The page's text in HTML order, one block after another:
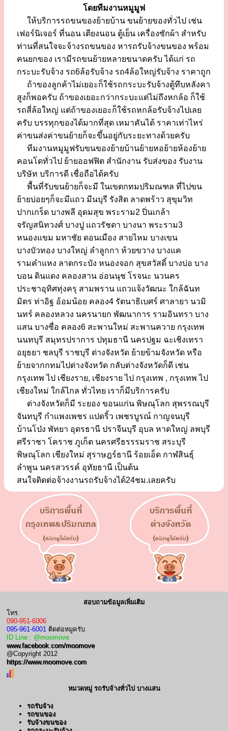
โดยทีมงานหมูมูฟ
ให้บริการรถขนของย้ายบ้าน ขนย้ายของทั่วไป เช่น
เฟอร์นิเจอร์ ที่นอน เตียงนอน ตู้เย็น เครื่องซักผ้า สำหรับ
ท่านที่สนใจจะจ้างรถขนของ หารถรับจ้างขนของ พร้อม
คนยกของ เรามีรถขนย้ายหลายขนาดครับ ได้แก่ รถ
กระบะรับจ้าง รถ6ล้อรับจ้าง รถ4ล้อใหญ่รับจ้าง ราคาถูก
ถ้าของลูกค้าไม่เยอะก็ใช้รถกระบะรับจ้างตู้ทึบหลังคา
สูงก็พอครับ ถ้าของเยอะกว่ากระบะแต่ไม่ถึงหกล้อ ก็ใช้
รถสี่ล้อใหญ่ แต่ถ้าของเยอะก็ใช้รถหกล้อรับจ้างไปเลย
ครับ บรรทุกของได้มากที่สุด เหมาคันได้ ราคาเท่าไหร่
ค่าขนส่งค่าขนย้ายก็จะขึ้นอยู่กับระยะทางด้วยครับ
ทีมงานหมูมูฟรับขนของย้ายบ้านย้ายหอย้ายห้องย้าย
คอนโดทั่วไป ย้ายออฟฟิต สำนักงาน รับส่งของ รับงาน
บริษัท บริการดี เชื่อถือได้ครับ
พื้นที่รับขนย้ายก็จะมี ในเขตกทมปริมณฑล ที่ไปขน
ย้ายบ่อยๆก็จะมีแถว มีนบุรี รังสิต ลาดพร้าว สุขุมวิท
ปากเกร็ด บางพลี อุดมสุข พระราม2 ปิ่นเกล้า
จรัญสนิทวงศ์ บางปู แถวรัชดา บางนา พระราม3
หนองแขม มหาชัย ดอนเมือง สายไหม บางเขน
บางบัวทอง บางใหญ่ ลำลูกกา ห้วยขวาง บางแค
รามคำแหง ลาดกระบัง หนองจอก สุขสวัสดิ์ บางบ่อ บาง
บอน ดินแดง คลองสาน อ่อนนุช โรจนะ นวนคร
ประชาอุทิศทุ่งครุ สามพราน แถวแจ้งวัฒนะ ใกล้ฉันท
มิตร ท่าอิฐ อ้อมน้อย คลอง4 รัตนาธิเบศร์ ศาลายา นวมิ
นทร์ คลองหลวง นครนายก พัฒนาการ รามอินทรา บาง
แสน บางซื่อ คลอง6 สะพานใหม่ สะพานควาย กรุงเทพ
นนทบุรี สมุทรปราการ ปทุมธานี นครปฐม ฉะเชิงเทรา
อยุธยา ชลบุรี ราชบุรี ต่างจังหวัด ย้ายข้ามจังหวัด หรือ
ย้ายจากกทมไปต่างจังหวัด กลับต่างจังหวัดก็ดี เช่น
กรุงเทพ ไป เชียงราย, เชียงราย ไป กรุงเทพ , กรุงเทพ ไป
เชียงใหม่ ใกล้ไกล ทั่วไทย เราก็มีบริการครับ
ต่างจังหวัดก็มี ระยอง ขอนแก่น พิษณุโลก สุพรรณบุรี
จันทบุรี กำแพงเพชร แปดริ้ว เพชรบูรณ์ กาญจนบุรี
บ้านโป่ง พัทยา อุดรธานี ปราจีนบุรี อุบล หาดใหญ่ ลพบุรี
ศรีราชา โคราช ภูเก็ต นครศรีธรรรมราช สระบุรี
พิษณุโลก เชียงใหม่ สุราษฎร์ธานี ร้อยเอ็ด กาฬสินธุ์
ลำพูน นครสวรรค์ อุทัยธานี เป็นต้น
สนใจติดต่อจ้างงานรถรับจ้างได้24ชม.เลยครับ
สอบถามข้อมูลเพิ่มเติม
โทร.
090-951-6006
095-961-6001 ติดต่อหมูครับ
ID Line : @moomove
www.facebook.com/moomove
@Copyright 2012
https://www.moomove.com
หมวดหมู่ รถรับจ้างทั่วไป บางแสน
รถรับจ้าง
รถขนของ
รับจ้างขนของ